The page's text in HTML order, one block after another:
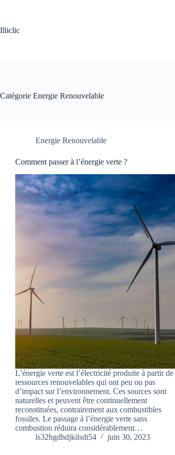
Illiclic
Catégorie Energie Renouvelable
Energie Renouvelable
Comment passer à l’énergie verte ?
L’énergie verte est l’électricité produite à partir de
ressources renouvelables qui ont peu ou pas
d’impact sur l’environnement. Ces sources sont
naturelles et peuvent être continuellement
reconstituées, contrairement aux combustibles
fossiles. Le passage à l’énergie verte sans
combustion réduira considérablement…
ls32hgdhdjkilsdi54
juin 30, 2023